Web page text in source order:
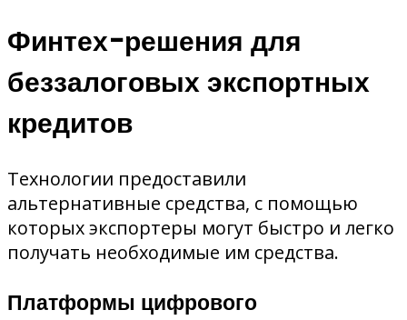
Финтех-решения для
беззалоговых экспортных
кредитов
Технологии предоставили
альтернативные средства, с помощью
которых экспортеры могут быстро и легко
получать необходимые им средства.
Платформы цифрового